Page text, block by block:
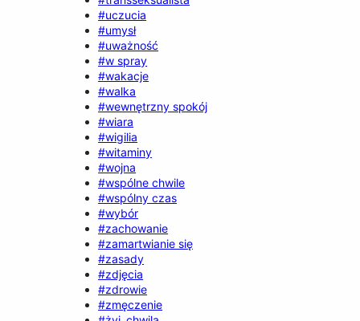
#uczucia
#umysł
#uważność
#w spray
#wakacje
#walka
#wewnętrzny spokój
#wiara
#wigilia
#witaminy
#wojna
#wspólne chwile
#wspólny czas
#wybór
#zachowanie
#zamartwianie się
#zasady
#zdjęcia
#zdrowie
#zmęczenie